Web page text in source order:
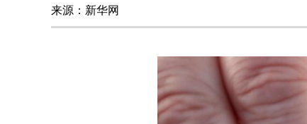
来源：新华网